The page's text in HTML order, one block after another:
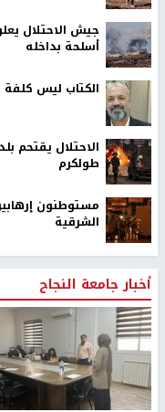
جيش الاحتلال
أسلحة بداخله
الكتاب ليس
الاحتلال يقتحم
طولكرم
مستوطنون
الشرقية
أخبار جامعة النجاح